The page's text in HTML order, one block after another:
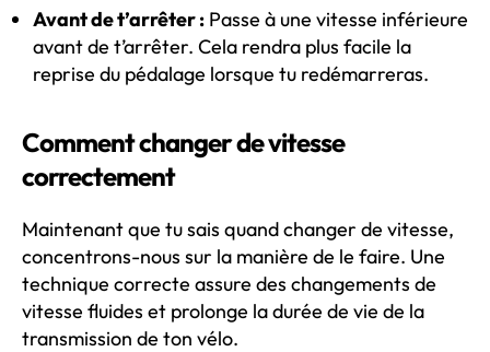
Avant de t’arrêter : Passe à une vitesse inférieure
avant de t’arrêter. Cela rendra plus facile la
reprise du pédalage lorsque tu redémarreras.
Comment changer de vitesse
correctement
Maintenant que tu sais quand changer de vitesse,
concentrons-nous sur la manière de le faire. Une
technique correcte assure des changements de
vitesse fluides et prolonge la durée de vie de la
transmission de ton vélo.